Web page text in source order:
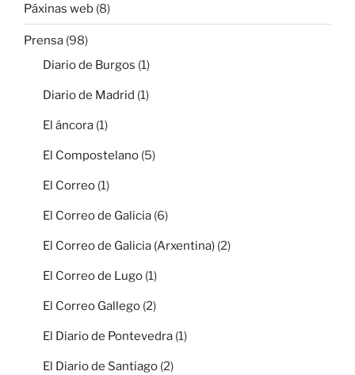
Páxinas web (8)
Prensa (98)
Diario de Burgos (1)
Diario de Madrid (1)
El áncora (1)
El Compostelano (5)
El Correo (1)
El Correo de Galicia (6)
El Correo de Galicia (Arxentina) (2)
El Correo de Lugo (1)
El Correo Gallego (2)
El Diario de Pontevedra (1)
El Diario de Santiago (2)